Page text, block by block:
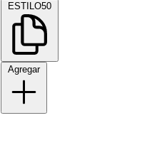
ESTILO50
Agregar